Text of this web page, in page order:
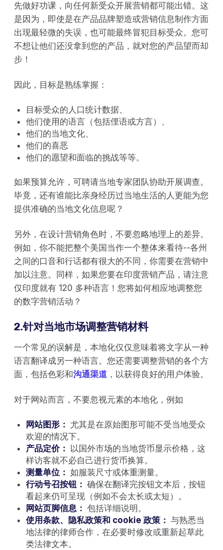
先做好功课，向任何新受众开展营销都可能出错。这
是因为，即使是在产品品牌塑造或营销信息制作方面
出现最轻微的失误，也可能最终冒犯目标受众。您可
不想让他们还没拿到您的产品，就对您的产品望而却
步！
因此，目标是熟练掌握：
目标受众的人口统计数据、
他们使用的语言（包括俚语或方言）、
他们的当地文化、
他们的喜恶
他们的愿望和面临的挑战等等。
如果预算允许，可聘请当地专家团队协助开展调查。
毕竟，还有谁能比亲身经历过当地生活的人更能为您
提供准确的当地文化信息呢？
另外，在设计营销角色时，不要忽略地理上的差异。
例如，你不能把整个美国当作一个整体来看待--各州
之间的口音和行话都有很大的不同，你需要在营销中
加以注意。同样，如果您要在印度营销产品，请注意
仅印度就有 120 多种语言！您将如何相应地调整您
的数字营销活动？
2.针对当地市场调整营销材料
一个常见的误解是，本地化仅仅意味着将文字从一种
语言翻译成另一种语言。您还需要调整营销的各个方
面，包括色彩和沟通渠道 ，以获得良好的用户体验。
对于网站而言，不要忽视元素的本地化，例如
网站图形： 尤其是在原始图形可能不受当地受众
欢迎的情况下。
产品定价： 以国外市场的当地货币显示价格，这
样访客就不必自己进行货币换算。
测量单位： 如服装尺寸或体重测量。
行动号召按钮： 确保在翻译完按钮文本后，按钮
看起来仍可呈现（例如不会太长或太短）。
网站页脚信息： 包括详细说明。
使用条款、隐私政策和 cookie 政策： 与熟悉当
地法律的律师合作，在必要时修改或重新起草此
类法律文本。